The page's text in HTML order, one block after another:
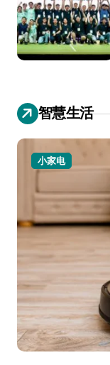
智慧生活
小家电